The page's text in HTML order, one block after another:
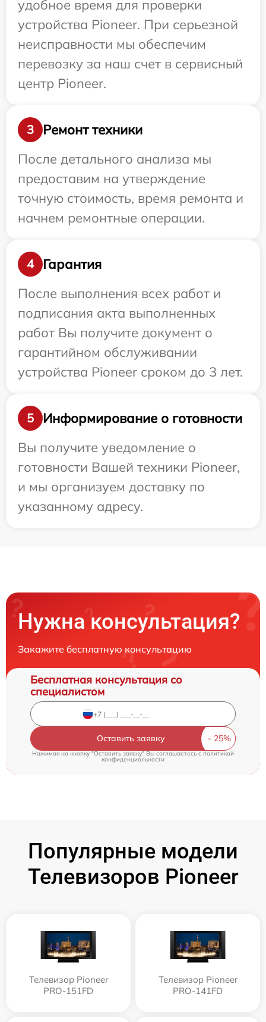
удобное время для проверки
устройства Pioneer. При серьезной
неисправности мы обеспечим
перевозку за наш счет в сервисный
центр Pioneer.
3
Ремонт техники
После детального анализа мы
предоставим на утверждение
точную стоимость, время ремонта и
начнем ремонтные операции.
4
Гарантия
После выполнения всех работ и
подписания акта выполненных
работ Вы получите документ о
гарантийном обслуживании
устройства Pioneer сроком до 3 лет.
5
Информирование о готовности
Вы получите уведомление о
готовности Вашей техники Pioneer,
и мы организуем доставку по
указанному адресу.
Нужна консультация?
Закажите бесплатную консультацию
Бесплатная консультация со
специалистом
Оставить заявку
Нажимая на кнопку "Оставить заявку" Вы соглашаетесь c политикой
конфиденциальности
Популярные модели
Телевизоров Pioneer
Телевизор Pioneer
PRO-151FD
Телевизор Pioneer
PRO-141FD